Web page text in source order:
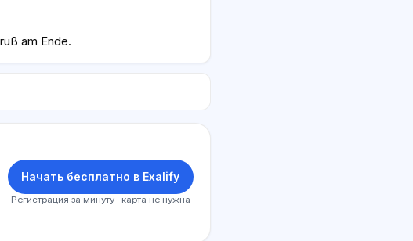
am Ende.
Начать бесплатно в Exalify
Регистрация за минуту · карта не нужна